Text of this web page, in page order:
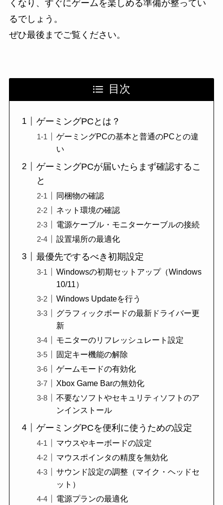
くなり、すぐにゲームを楽しめる準備が整ってい
るでしょう。
ぜひ最後までご覧ください。
目次
ゲーミングPCとは？
ゲーミングPCの基本と普通のPCとの違
い
ゲーミングPCが届いたらまず確認するこ
と
同梱物の確認
ネット環境の確認
電源ケーブル・モニターケーブルの接続
設置場所の最適化
最優先でするべき初期設定
Windowsの初期セットアップ（Windows
10/11）
Windows Updateを行う
グラフィックボードの最新ドライバー更
新
モニターのリフレッシュレート設定
固定キー機能の解除
ゲームモードの有効化
Xbox Game Barの無効化
不要なソフトやセキュリティソフトのア
ンインストール
ゲーミングPCを便利に使うための設定
マウスやキーボードの設定
マウスポインタの精度を無効化
サウンド設定の調整（マイク・ヘッドセ
ット）
電源プランの最適化